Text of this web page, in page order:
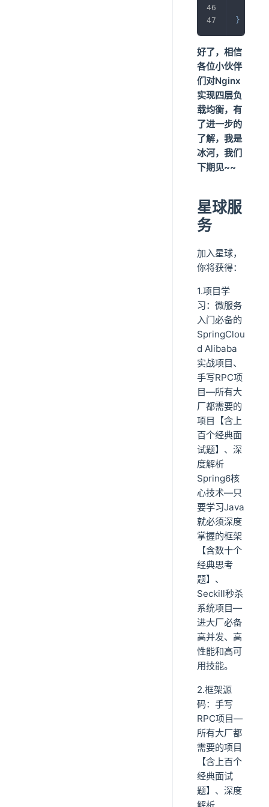
}
好了，相信
各位小伙伴
们对Nginx
实现四层负
载均衡，有
了进一步的
了解，我是
冰河，我们
下期见~~
星球服
务
加入星球，
你将获得：
1.项目学
习：微服务
入门必备的
SpringClou
d Alibaba
实战项目、
手写RPC项
目—所有大
厂都需要的
项目【含上
百个经典面
试题】、深
度解析
Spring6核
心技术—只
要学习Java
就必须深度
掌握的框架
【含数十个
经典思考
题】、
Seckill秒杀
系统项目—
进大厂必备
高并发、高
性能和高可
用技能。
2.框架源
码：手写
RPC项目—
所有大厂都
需要的项目
【含上百个
经典面试
题】、深度
解析